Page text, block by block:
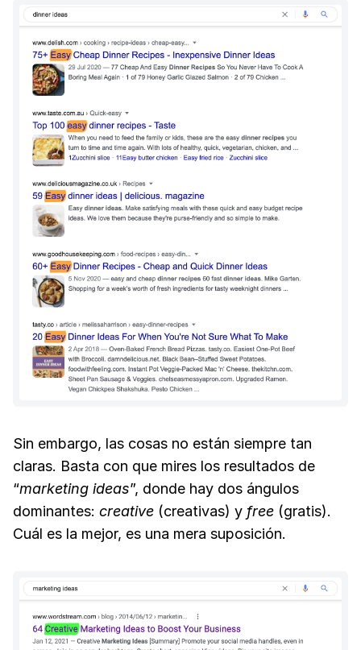
Sin embargo, las cosas no están siempre tan
claras. Basta con que mires los resultados de
“marketing ideas”, donde hay dos ángulos
dominantes: creative (creativas) y free (gratis).
Cuál es la mejor, es una mera suposición.